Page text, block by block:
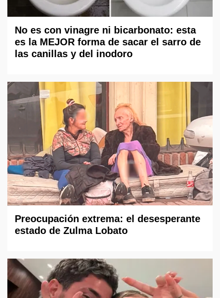
No es con vinagre ni bicarbonato: esta
es la MEJOR forma de sacar el sarro de
las canillas y del inodoro
Preocupación extrema: el desesperante
estado de Zulma Lobato